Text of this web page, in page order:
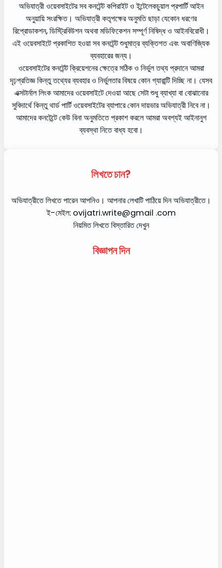
অভিযাত্রী ওয়েবসাইটের সব কনটেন্ট কপিরাইট ও ইন্টেলেকচুয়াল প্রপার্টি আইন
অনুয়ায়ি সংরক্ষিত। অভিযাত্রী কতৃপক্ষের অনুমতি ছাড়া যেকোন ধরণের
রিপ্রোডাকশন, ডিস্ট্রিবিউশন অথবা মডিফিকেশন সম্পূর্ণ নিষিদ্ধ ও আইনবিরোধী।
এই ওয়েবসাইটে প্রকাশিত হওয়া সব কনটেন্ট শুধুমাত্র ব্যক্তিগত এবং অবাণিজ্যিক
ব্যবহারের জন্য।
ওয়েবসাইটের কনটেন্ট ক্রিয়েশনের ক্ষেত্রে সঠিক ও নির্ভুল তথ্য প্রদানে আমরা
দৃঢ়প্রতিজ্ঞ কিন্তু তথ্যের ব্যবহার ও নির্ভুলতার বিষয়ে কোন গ্যারান্টি দিচ্ছি না। যেসব
এক্সটার্নাল লিংক আমাদের ওয়েবসাইটে দেওয়া আছে সেটা শুধু ব্যাখ্যা বা বোঝানোর
সুবিদার্থে কিন্তু থার্ড পার্টি ওয়েবসাইটের ব্যাপারে কোন দায়ভার অভিযাত্রী নিবে না।
আমাদের কনটেন্টে কেউ বিনা অনুমতিতে প্রকাশ করলে আমরা অবশ্যই আইনানুগ
ব্যবস্থা নিতে বাধ্য হবো।
লিখতে চান?
অভিযাত্রীতে লিখতে পারেন আপনিও। আপনার লেখাটি পাঠিয়ে দিন অভিযাত্রীতে।
ই-মেইল: ovijatri.write@gmail .com
নিয়মিত লিখতে বিস্তারিত দেখুন
বিজ্ঞাপন দিন